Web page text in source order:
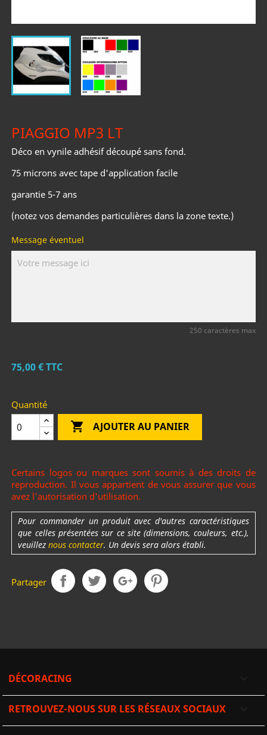
PIAGGIO MP3 LT
Déco en vynile adhésif découpé sans fond.
75 microns avec tape d'application facile
garantie 5-7 ans
(notez vos demandes particulières dans la zone texte.)
Message éventuel
250 caractères max
75,00 €TTC
Quantité
 AJOUTER AU PANIER
Certains logos ou marques sont soumis à des droits de
reproduction. Il vous appartient de vous assurer que vous
avez l'autorisation d'utilisation.
Pour commander un produit avec d'autres caractéristiques
que celles présentées sur ce site (dimensions, couleurs, etc.),
veuilleznous contacter. Un devis sera alors établi.
Partager
DÉCORACING
RETROUVEZ-NOUS SUR LES RÉSEAUX SOCIAUX